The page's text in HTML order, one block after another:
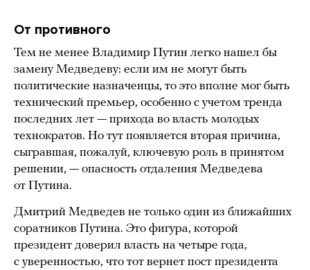
От противного
Тем не менее Владимир Путин легко нашел бы
замену Медведеву: если им не могут быть
политические назначенцы, то это вполне мог быть
технический премьер, особенно с учетом тренда
последних лет — прихода во власть молодых
технократов. Но тут появляется вторая причина,
сыгравшая, пожалуй, ключевую роль в принятом
решении, — опасность отдаления Медведева
от Путина.
Дмитрий Медведев не только один из ближайших
соратников Путина. Это фигура, которой
президент доверил власть на четыре года,
с уверенностью, что тот вернет пост президента